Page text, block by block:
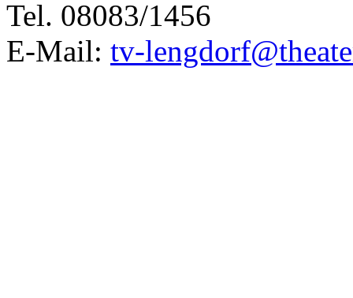
Tel. 08083/1456
E-Mail: tv-